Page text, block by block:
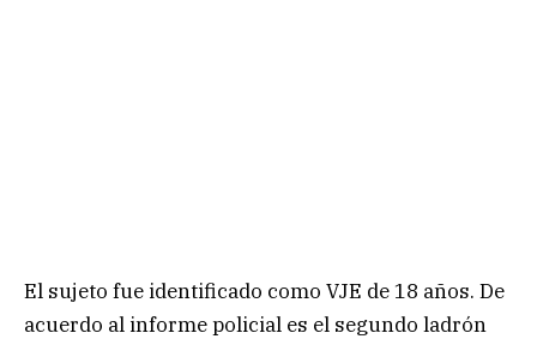
El sujeto fue identificado como VJE de 18 años. De
acuerdo al informe policial es el segundo ladrón